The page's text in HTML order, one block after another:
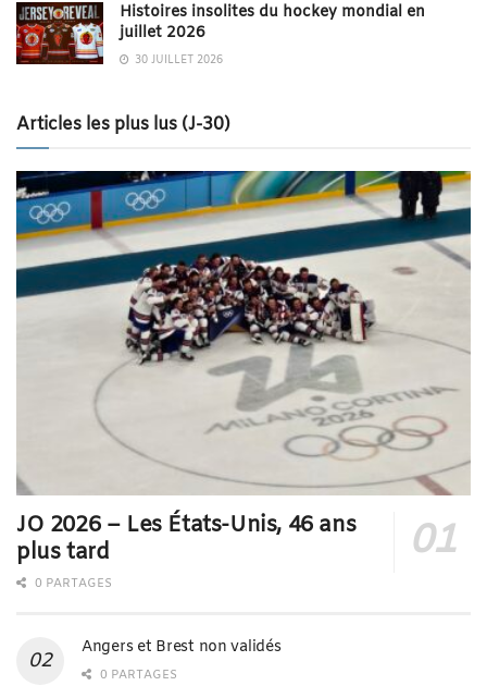
Histoires insolites du hockey mondial en
juillet 2026
30 JUILLET 2026
Articles les plus lus (J-30)
JO 2026 – Les États-Unis, 46 ans
plus tard
0 PARTAGES
Angers et Brest non validés
0 PARTAGES